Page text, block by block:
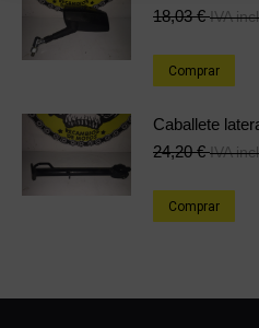
18,03€ IVA
Comprar
Caballete
24,20€ IVA
Comprar